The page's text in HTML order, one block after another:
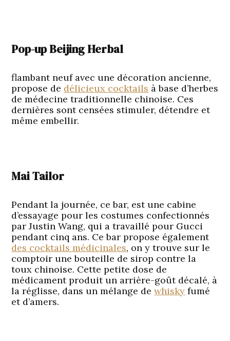
Pop-up Beijing Herbal
flambant neuf avec une décoration ancienne,
propose de délicieux cocktails à base d’herbes
de médecine traditionnelle chinoise. Ces
dernières sont censées stimuler, détendre et
même embellir.
Mai Tailor
Pendant la journée, ce bar, est une cabine
d’essayage pour les costumes confectionnés
par Justin Wang, qui a travaillé pour Gucci
pendant cinq ans. Ce bar propose également
des cocktails médicinales, on y trouve sur le
comptoir une bouteille de sirop contre la
toux chinoise. Cette petite dose de
médicament produit un arrière-goût décalé, à
la réglisse, dans un mélange dewhisky fumé
et d’amers.